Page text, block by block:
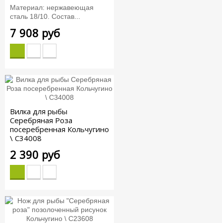
Материал: нержавеющая
сталь 18/10. Состав...
7 908 руб
Вилка для рыбы
Серебряная Роза
посеребренная Кольчугино
\ С34008
2 390 руб